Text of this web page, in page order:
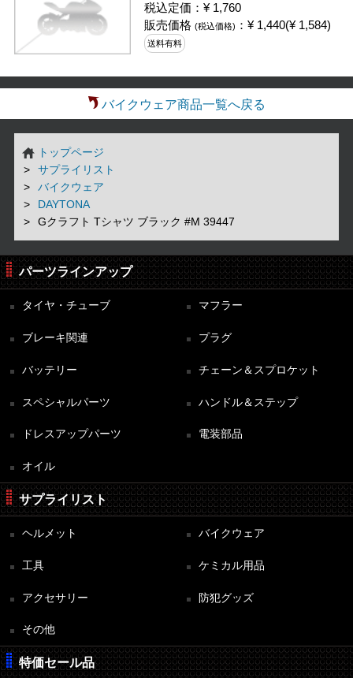
税込定価：¥ 1,760
販売価格 (税込価格) ：¥ 1,440(¥ 1,584)
送料有料
バイクウェア商品一覧へ戻る
トップページ
サプライリスト
バイクウェア
DAYTONA
Gクラフト Tシャツ ブラック #M 39447
パーツラインアップ
タイヤ・チューブ マフラー
ブレーキ関連 プラグ
バッテリー チェーン＆スプロケット
スペシャルパーツ ハンドル＆ステップ
ドレスアップパーツ 電装部品
オイル
サプライリスト
ヘルメット バイクウェア
工具 ケミカル用品
アクセサリー 防犯グッズ
その他
特価セール品